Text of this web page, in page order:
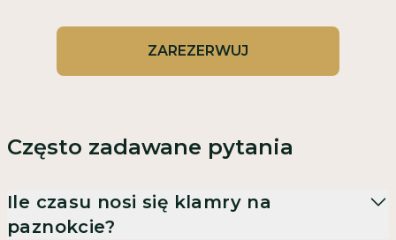
ZAREZERWUJ
Często zadawane pytania
Ile czasu nosi się klamry na
paznokcie?